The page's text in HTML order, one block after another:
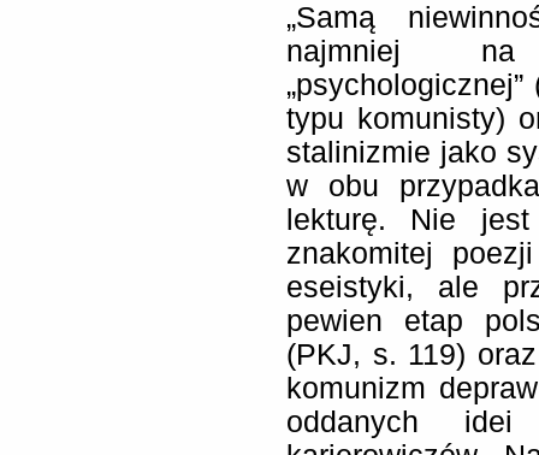
„Samą
najmniej na
typu komunisty)
stalinizmie jako
w obu
lekturę. Nie
znakomitej
eseistyki, ale
pewien etap
(PKJ, s. 119)
komunizm
oddanych